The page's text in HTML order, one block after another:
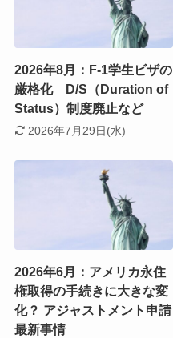
2026年8月：F-1学生ビザの
厳格化 D/S（Duration of
Status）制度廃止など
2026年7月29日(水)
2026年6月：アメリカ永住
権取得の手続きに大きな変
化？ アジャストメント申請
最新事情